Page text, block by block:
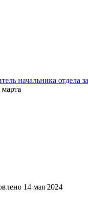
начальника отдела
марта
14 мая 2024